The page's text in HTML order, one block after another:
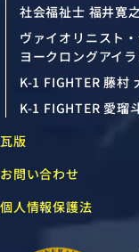
社会福祉士 福井寛之
ヴァイオリニスト
ヨークロングアイ
K-1 FIGHTER 藤村
K-1 FIGHTER 愛瑠
瓦版
お問い合わせ
個人情報保護法